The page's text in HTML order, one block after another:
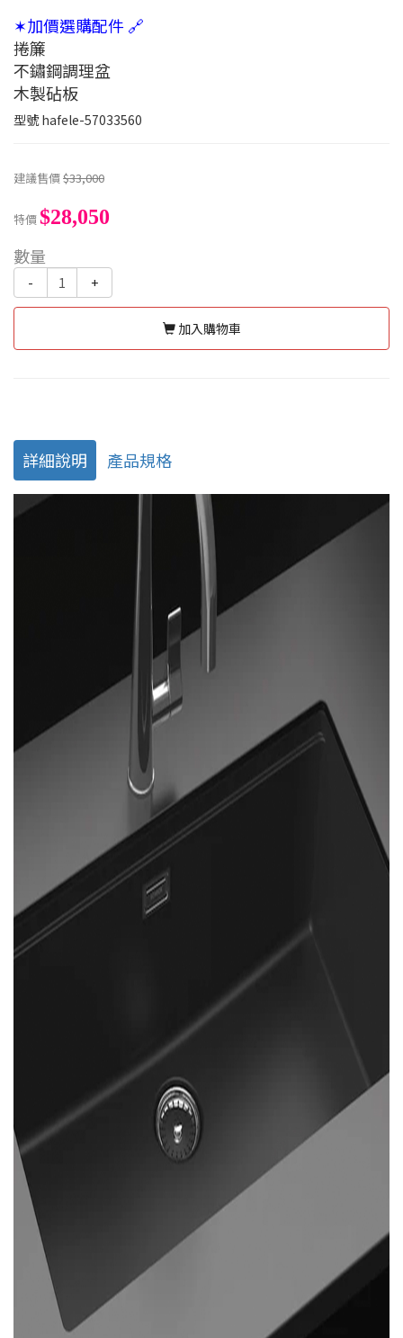
✶加價選購配件 🔗
捲簾
不鏽鋼調理盆
木製砧板
型號hafele-57033560
建議售價$33,000
特價$28,050
數量
- +
加入購物車
詳細說明 產品規格